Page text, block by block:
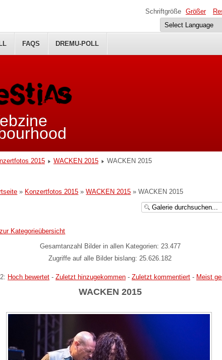
FAQS DREMU-POLL
Schriftgröße Größer
2015 WACKEN 2015 WACKEN 2015
» Konzertfotos 2015 »WACKEN 2015 » WACKEN 2015
Kategorieübersicht
Gesamtanzahl Bilder in allen Kategorien: 23.477
Zugriffe auf alle Bilder bislang: 25.626.182
Hoch bewertet -Zuletzt hinzugekommen -Zuletzt kommentiert - Meist
WACKEN 2015